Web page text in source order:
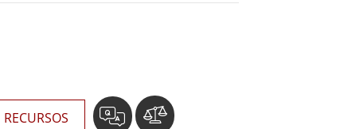
RECURSOS